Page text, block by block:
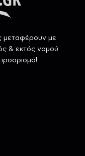
μεταφέρουν με
& εκτός νομού